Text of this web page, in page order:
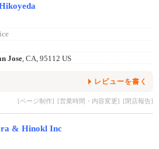
Jose, CA, 95112 US
レビューを書く
[ページ制作] [営業時間・内容変更] [閉店報告]
& Hinokl Inc